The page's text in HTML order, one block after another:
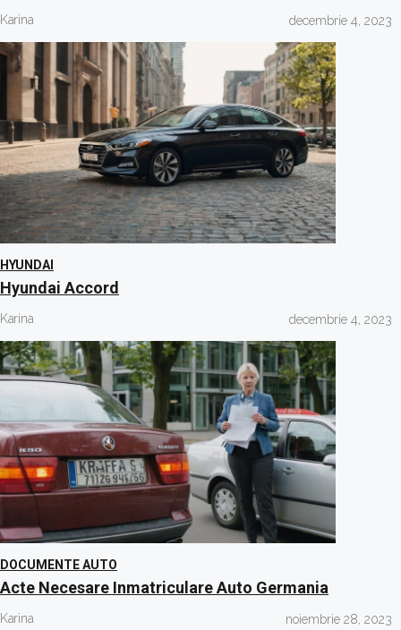
Karina decembrie 4, 2023
HYUNDAI
Hyundai Accord
Karina decembrie 4, 2023
DOCUMENTE AUTO
Acte Necesare Inmatriculare Auto Germania
Karina noiembrie 28, 2023